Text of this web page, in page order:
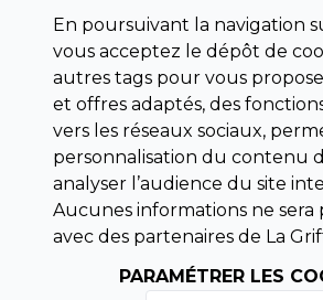
Para scolaire
Histoire
Pochoteque
Pleiade
INFORMATIONS
Droit de rétractation
Conditions générales de vente
En poursuivant la navigation
vous acceptez le dépôt de
autres tags pour vous
et offres adaptés, des
vers les réseaux sociaux,
personnalisation du contenu
analyser l’audience du site
Aucunes informations ne sera
avec des partenaires de La
PARAMÉTRER LES